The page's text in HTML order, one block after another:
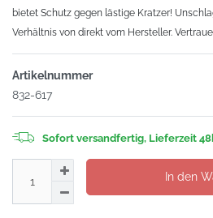
bietet Schutz gegen lästige Kratzer!
Verhältnis von direkt vom Hersteller.
Artikelnummer
832-617
Sofort versandfertig, Lieferzeit
In den